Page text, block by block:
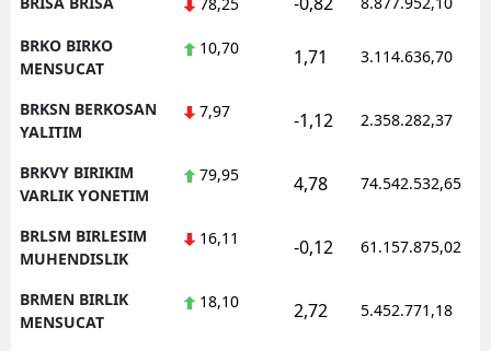
BRKO BIRKO
MENSUCAT
10,70 1,71 3.114.636,70
BRKSN BERKOSAN
YALITIM
7,97 -1,12 2.358.282,37
BRKVY BIRIKIM
VARLIK YONETIM
79,95 4,78 74.542.532,65
BRLSM BIRLESIM
MUHENDISLIK
16,11 -0,12 61.157.875,02
BRMEN BIRLIK
MENSUCAT
18,10 2,72 5.452.771,18